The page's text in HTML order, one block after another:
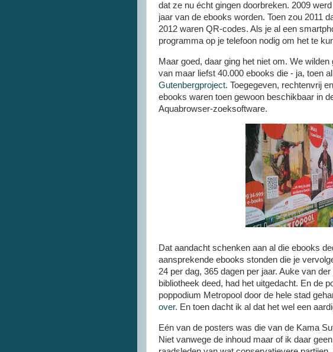
dat ze nu écht gingen doorbreken. 2009
jaar van de ebooks worden. Toen zou 2011
2012 waren QR-codes. Als je al een
programma op je telefoon nodig om het te
Maar goed, daar ging het niet om. We
van maar liefst 40.000 ebooks die - ja, toen
Gutenbergproject. Toegegeven, rechtenvrij
ebooks waren toen gewoon beschikbaar in
Aquabrowser-zoeksoftware.
Dat aandacht schenken aan al die ebooks
aansprekende ebooks stonden die je
24 per dag, 365 dagen per jaar. Auke van
bibliotheek deed, had het uitgedacht. En de
poppodium Metropool door de hele stad
over. En toen dacht ik al dat het wel een
Eén van de posters was die van de Kama
Niet vanwege de inhoud maar of ik daar